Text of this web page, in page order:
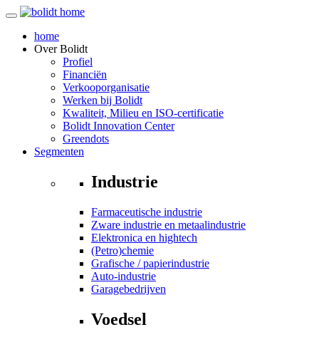
home
OverBolidt
Profiel
Financiën
Verkooporganisatie
Werken bij Bolidt
Kwaliteit, Milieu en ISO-certificatie
Bolidt Innovation Center
Greendots
Segmenten
Industrie
Farmaceutische industrie
Zware industrie en metaalindustrie
Elektronica en hightech
(Petro)chemie
Grafische / papierindustrie
Auto-industrie
Garagebedrijven
Voedsel